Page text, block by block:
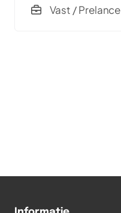
Vast / Prelance